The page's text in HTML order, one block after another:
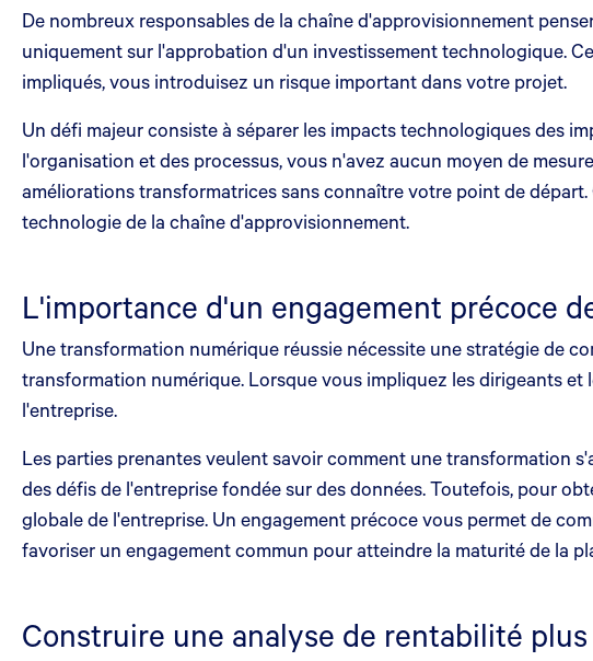
De nombreux responsables de la chaîne d'approvisionnement
uniquement sur l'approbation d'un investissement technologique.
impliqués, vous introduisez un risque important dans votre projet.
Un défi majeur consiste à séparer les impacts technologiques des
l'organisation et des processus, vous n'avez aucun moyen de
améliorations transformatrices sans connaître votre point de
technologie de la chaîne d'approvisionnement.
L'importance d'un engagement précoce
Une transformation numérique réussie nécessite une stratégie de
transformation numérique. Lorsque vous impliquez les dirigeants
l'entreprise.
Les parties prenantes veulent savoir comment une transformation
des défis de l'entreprise fondée sur des données. Toutefois, pour
globale de l'entreprise. Un engagement précoce vous permet de
favoriser un engagement commun pour atteindre la maturité de la
Construire une analyse de rentabilité